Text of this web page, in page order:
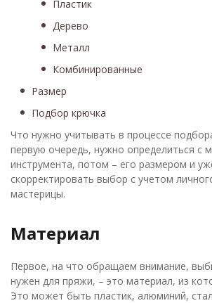
Пластик
Дерево
Металл
Комбинированные
Размер
Подбор крючка
Что нужно учитывать в процессе
первую очередь, нужно определиться с
инструмента, потом – его размером и
скорректировать выбор с учетом
мастерицы.
Материал
Первое, на что обращаем внимание,
нужен для пряжи, – это материал, из
Это может быть пластик, алюминий,